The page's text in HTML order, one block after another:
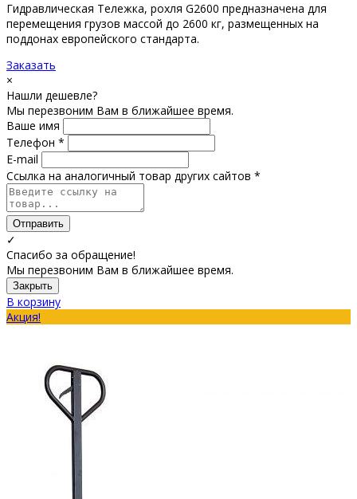
Гидравлическая Тележка, рохля G2600 предназначена для
перемещения грузов массой до 2600 кг, размещенных на
поддонах европейского стандарта.
Заказать
×
Нашли дешевле?
Мы перезвоним Вам в ближайшее время.
Ваше имя
Телефон *
E-mail
Ссылка на аналогичный товар других сайтов *
Отправить
✓
Спасибо за обращение!
Мы перезвоним Вам в ближайшее время.
Закрыть
В корзину
Акция!